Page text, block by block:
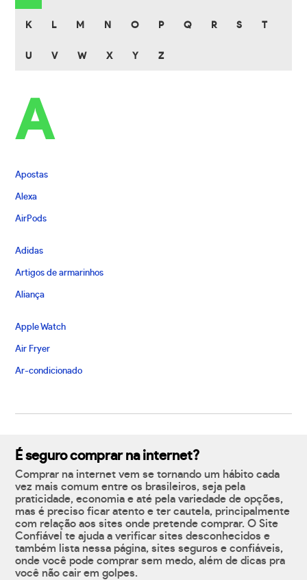
K L M N O P Q R S T
U V W X Y Z
A
Apostas
Alexa
AirPods
Adidas
Artigos de armarinhos
Aliança
Apple Watch
Air Fryer
Ar-condicionado
É seguro comprar na internet?
Comprar na internet vem se tornando um hábito cada
vez mais comum entre os brasileiros, seja pela
praticidade, economia e até pela variedade de opções,
mas é preciso ficar atento e ter cautela, principalmente
com relação aos sites onde pretende comprar. O Site
Confiável te ajuda a verificar sites desconhecidos e
também lista nessa página, sites seguros e confiáveis,
onde você pode comprar sem medo, além de dicas pra
você não cair em golpes.